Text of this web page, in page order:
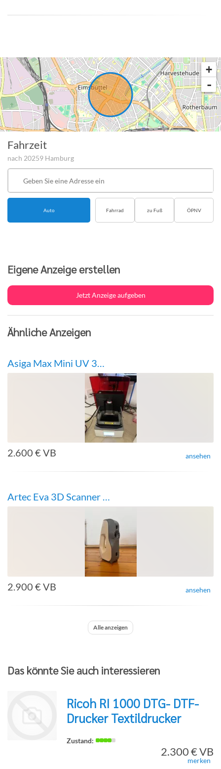
Eigene Anzeige erstellen
Jetzt Anzeige aufgeben
Ähnliche Anzeigen
Asiga Max Mini UV 3D-Drucker
2.600 € VB ansehen
Artec Eva 3D Scanner 2021
2.900 € VB ansehen
Alle anzeigen
Anzeige melden
+
-
Fahrzeit
nach 20259 Hamburg
Startpunkt
Route
Auto Fahrrad zu Fuß ÖPNV
Das könnte Sie auch interessieren
Ricoh RI 1000 DTG- DTF-
Drucker Textildrucker
2.300 € VB
merken